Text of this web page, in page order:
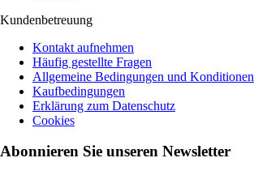
Kundenbetreuung
Kontakt aufnehmen
Häufig gestellte Fragen
Allgemeine Bedingungen und Konditionen
Kaufbedingungen
Erklärung zum Datenschutz
Cookies
Abonnieren Sie unseren Newsletter